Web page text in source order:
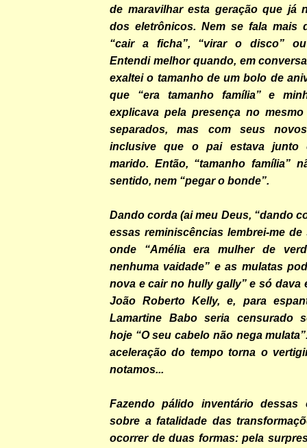
de maravilhar esta geração que já
dos eletrônicos. Nem se fala mais
“cair a ficha”, “virar o disco” ou
Entendi melhor quando, em
exaltei o tamanho de um bolo de
que “era tamanho família” e
explicava pela presença no
separados, mas com seus
inclusive que o pai estava junto
marido. Então, “tamanho família”
sentido, nem “pegar o bonde”.
Dando corda (ai meu Deus, “dando
essas reminiscências lembrei-me
onde “Amélia era mulher de
nenhuma vaidade” e as mulatas
nova e cair no hully gally” e só dava
João Roberto Kelly, e, para
Lamartine Babo seria censurado
hoje “O seu cabelo não nega
aceleração do tempo torna o
notamos...
Fazendo pálido inventário dessas
sobre a fatalidade das
ocorrer de duas formas: pela